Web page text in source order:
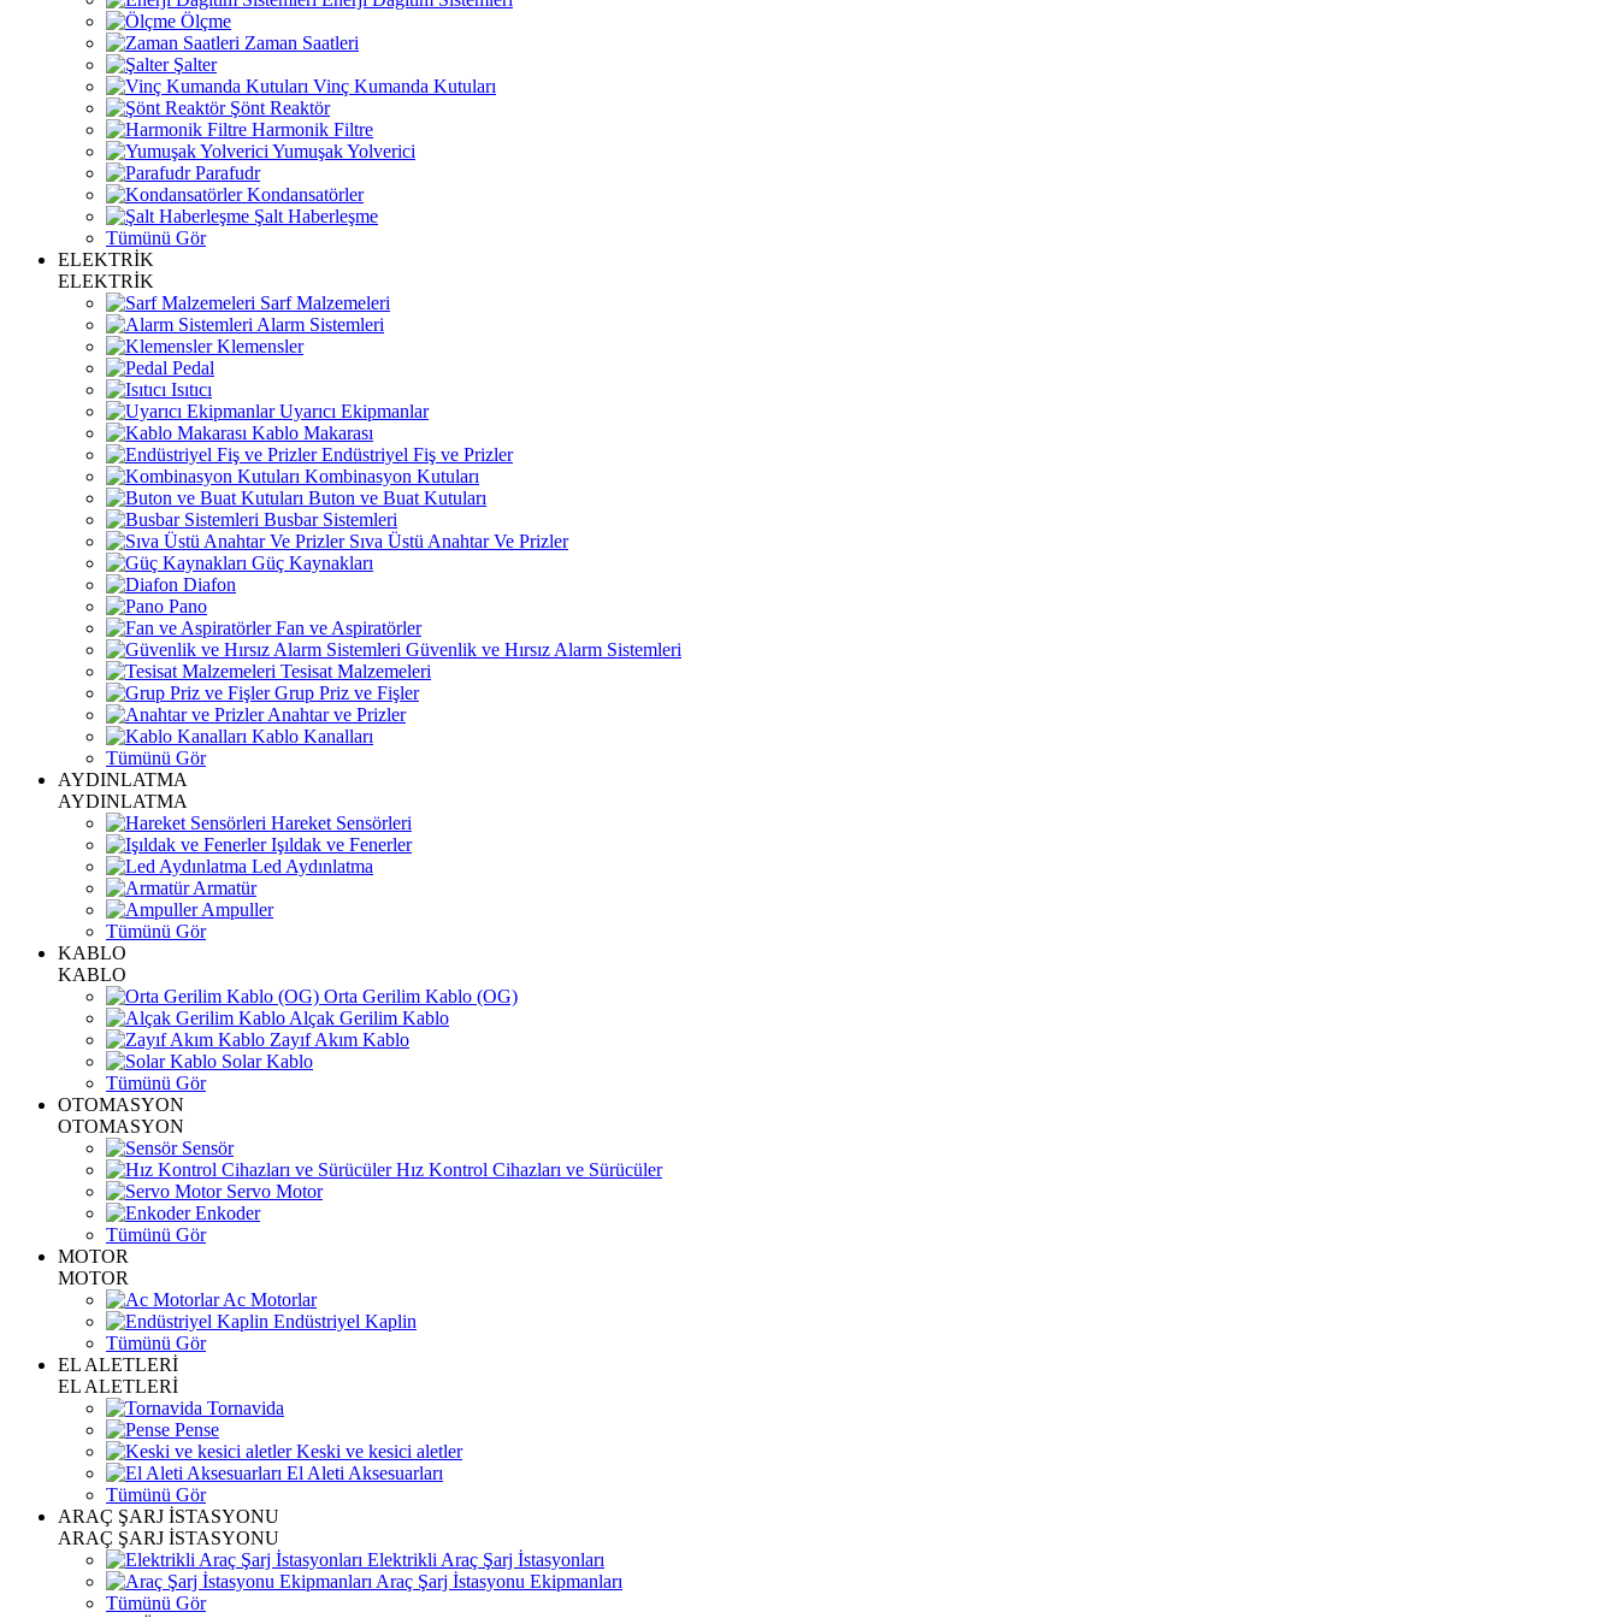
Ölçme
Zaman Saatleri
Şalter
Vinç Kumanda Kutuları
Şönt Reaktör
Harmonik Filtre
Yumuşak Yolverici
Parafudr
Kondansatörler
Şalt Haberleşme
Tümünü Gör
ELEKTRİK
ELEKTRİK
Sarf Malzemeleri
Alarm Sistemleri
Klemensler
Pedal
Isıtıcı
Uyarıcı Ekipmanlar
Kablo Makarası
Endüstriyel Fiş ve Prizler
Kombinasyon Kutuları
Buton ve Buat Kutuları
Busbar Sistemleri
Sıva Üstü Anahtar Ve Prizler
Güç Kaynakları
Diafon
Pano
Fan ve Aspiratörler
Güvenlik ve Hırsız Alarm Sistemleri
Tesisat Malzemeleri
Grup Priz ve Fişler
Anahtar ve Prizler
Kablo Kanalları
Tümünü Gör
AYDINLATMA
AYDINLATMA
Hareket Sensörleri
Işıldak ve Fenerler
Led Aydınlatma
Armatür
Ampuller
Tümünü Gör
KABLO
KABLO
Orta Gerilim Kablo (OG)
Alçak Gerilim Kablo
Zayıf Akım Kablo
Solar Kablo
Tümünü Gör
OTOMASYON
OTOMASYON
Sensör
Hız Kontrol Cihazları ve Sürücüler
Servo Motor
Enkoder
Tümünü Gör
MOTOR
MOTOR
Ac Motorlar
Endüstriyel Kaplin
Tümünü Gör
EL ALETLERİ
EL ALETLERİ
Tornavida
Pense
Keski ve kesici aletler
El Aleti Aksesuarları
Tümünü Gör
ARAÇ ŞARJ İSTASYONU
ARAÇ ŞARJ İSTASYONU
Elektrikli Araç Şarj İstasyonları
Araç Şarj İstasyonu Ekipmanları
Tümünü Gör